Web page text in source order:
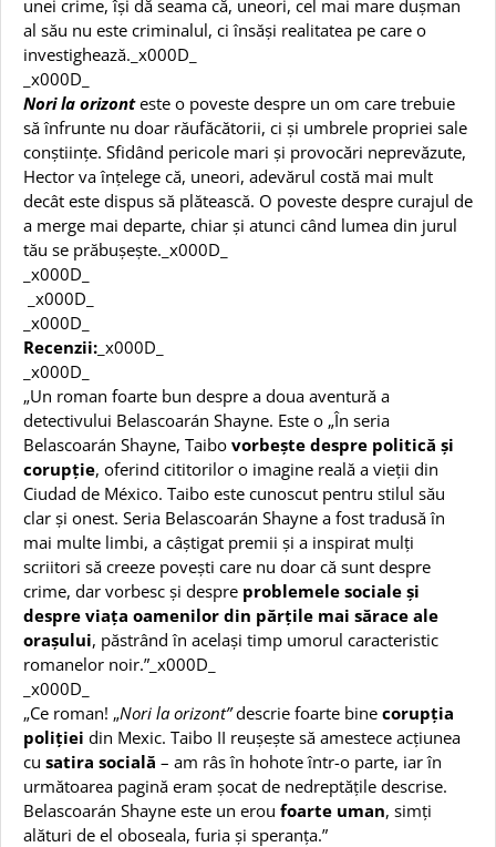
unei crime, îşi dă seama că, uneori, cel mai mare dușman
al său nu este criminalul, ci însăși realitatea pe care o
investighează._x000D_
_x000D_
Nori la orizonteste o poveste despre un om care trebuie
să înfrunte nu doar răufăcătorii, ci și umbrele propriei sale
conștiințe. Sfidând pericole mari și provocări neprevăzute,
Hector va înțelege că, uneori, adevărul costă mai mult
decât este dispus să plătească. O poveste despre curajul de
a merge mai departe, chiar și atunci când lumea din jurul
tău se prăbușește._x000D_
_x000D_
_x000D_
_x000D_
Recenzii: _x000D_
_x000D_
„Un roman foarte bun despre a doua aventură a
detectivului Belascoarán Shayne. Este o „În seria
Belascoarán Shayne, Taibo vorbește despre politică și
corupție, oferind cititorilor o imagine reală a vieții din
Ciudad de México. Taibo este cunoscut pentru stilul său
clar și onest. Seria Belascoarán Shayne a fost tradusă în
mai multe limbi, a câștigat premii și a inspirat mulți
scriitori să creeze povești care nu doar că sunt despre
crime, dar vorbesc și despre problemele sociale și
despre viața oamenilor din părțile mai sărace ale
orașului, păstrând în același timp umorul caracteristic
romanelor noir.”_x000D_
_x000D_
„Ce roman! „Nori la orizont”descrie foarte bine corupția
poliției din Mexic. Taibo II reușește să amestece acțiunea
cu satira socială – am râs în hohote într-o parte, iar în
următoarea pagină eram șocat de nedreptățile descrise.
Belascoarán Shayne este un erou foarte uman, simți
alături de el oboseala, furia și speranța.”